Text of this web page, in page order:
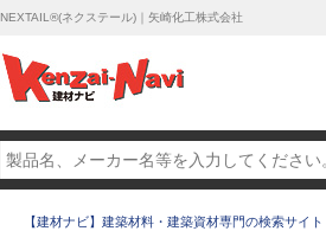
NEXTAIL®(ネクステール)｜矢崎化工株式会社
【建材ナビ】建築材料・建築資材専門の検索サイト